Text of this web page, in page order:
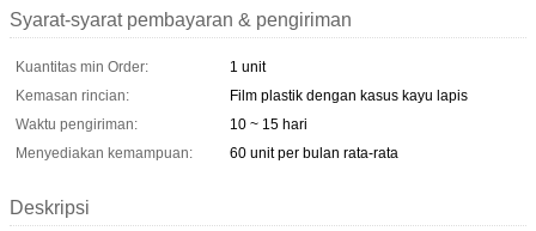
Syarat-syarat pembayaran & pengiriman
Kuantitas min Order:
1 unit
Kemasan rincian:
Film plastik dengan kasus kayu lapis
Waktu pengiriman:
10 ~ 15 hari
Menyediakan kemampuan:
60 unit per bulan rata-rata
Deskripsi